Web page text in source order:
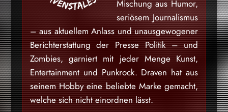
Mischung aus Humor,
seriösem Journalismus
– aus aktuellem Anlass und unausgewogener
Berichterstattung der Presse Politik – und
Zombies, garniert mit jeder Menge Kunst,
Entertainment und Punkrock. Draven hat aus
seinem Hobby eine beliebte Marke gemacht,
welche sich nicht einordnen lässt.